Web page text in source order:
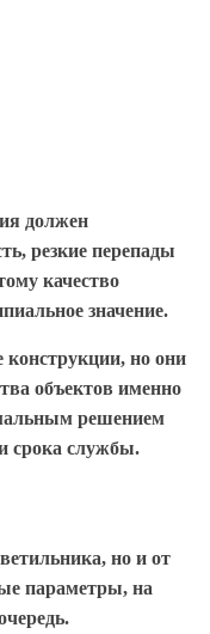
должен
резкие перепады
качество
значение.
но они
объектов именно
решением
срока службы.
но и от
параметры, на